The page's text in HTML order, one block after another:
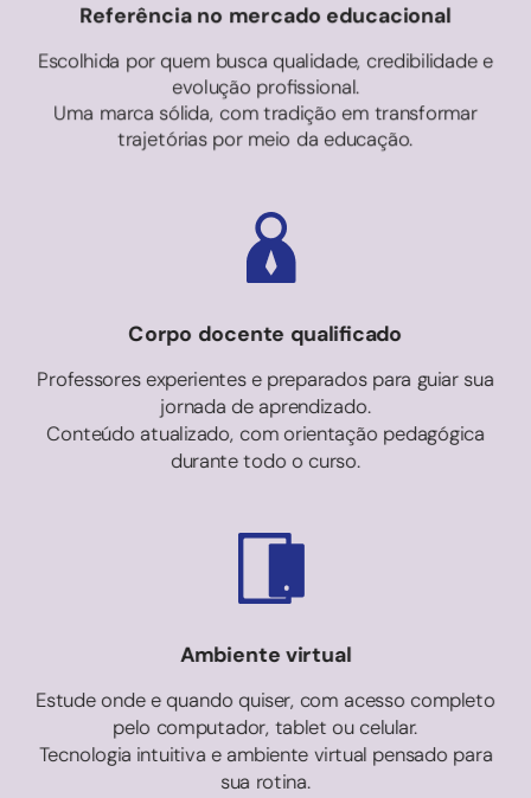
Referência no mercado educacional
Escolhida por quem busca qualidade, credibilidade e
evolução profissional.
Uma marca sólida, com tradição em transformar
trajetórias por meio da educação.
Corpo docente qualificado
Professores experientes e preparados para guiar sua
jornada de aprendizado.
Conteúdo atualizado, com orientação pedagógica
durante todo o curso.
Ambiente virtual
Estude onde e quando quiser, com acesso completo
pelo computador, tablet ou celular.
Tecnologia intuitiva e ambiente virtual pensado para
sua rotina.